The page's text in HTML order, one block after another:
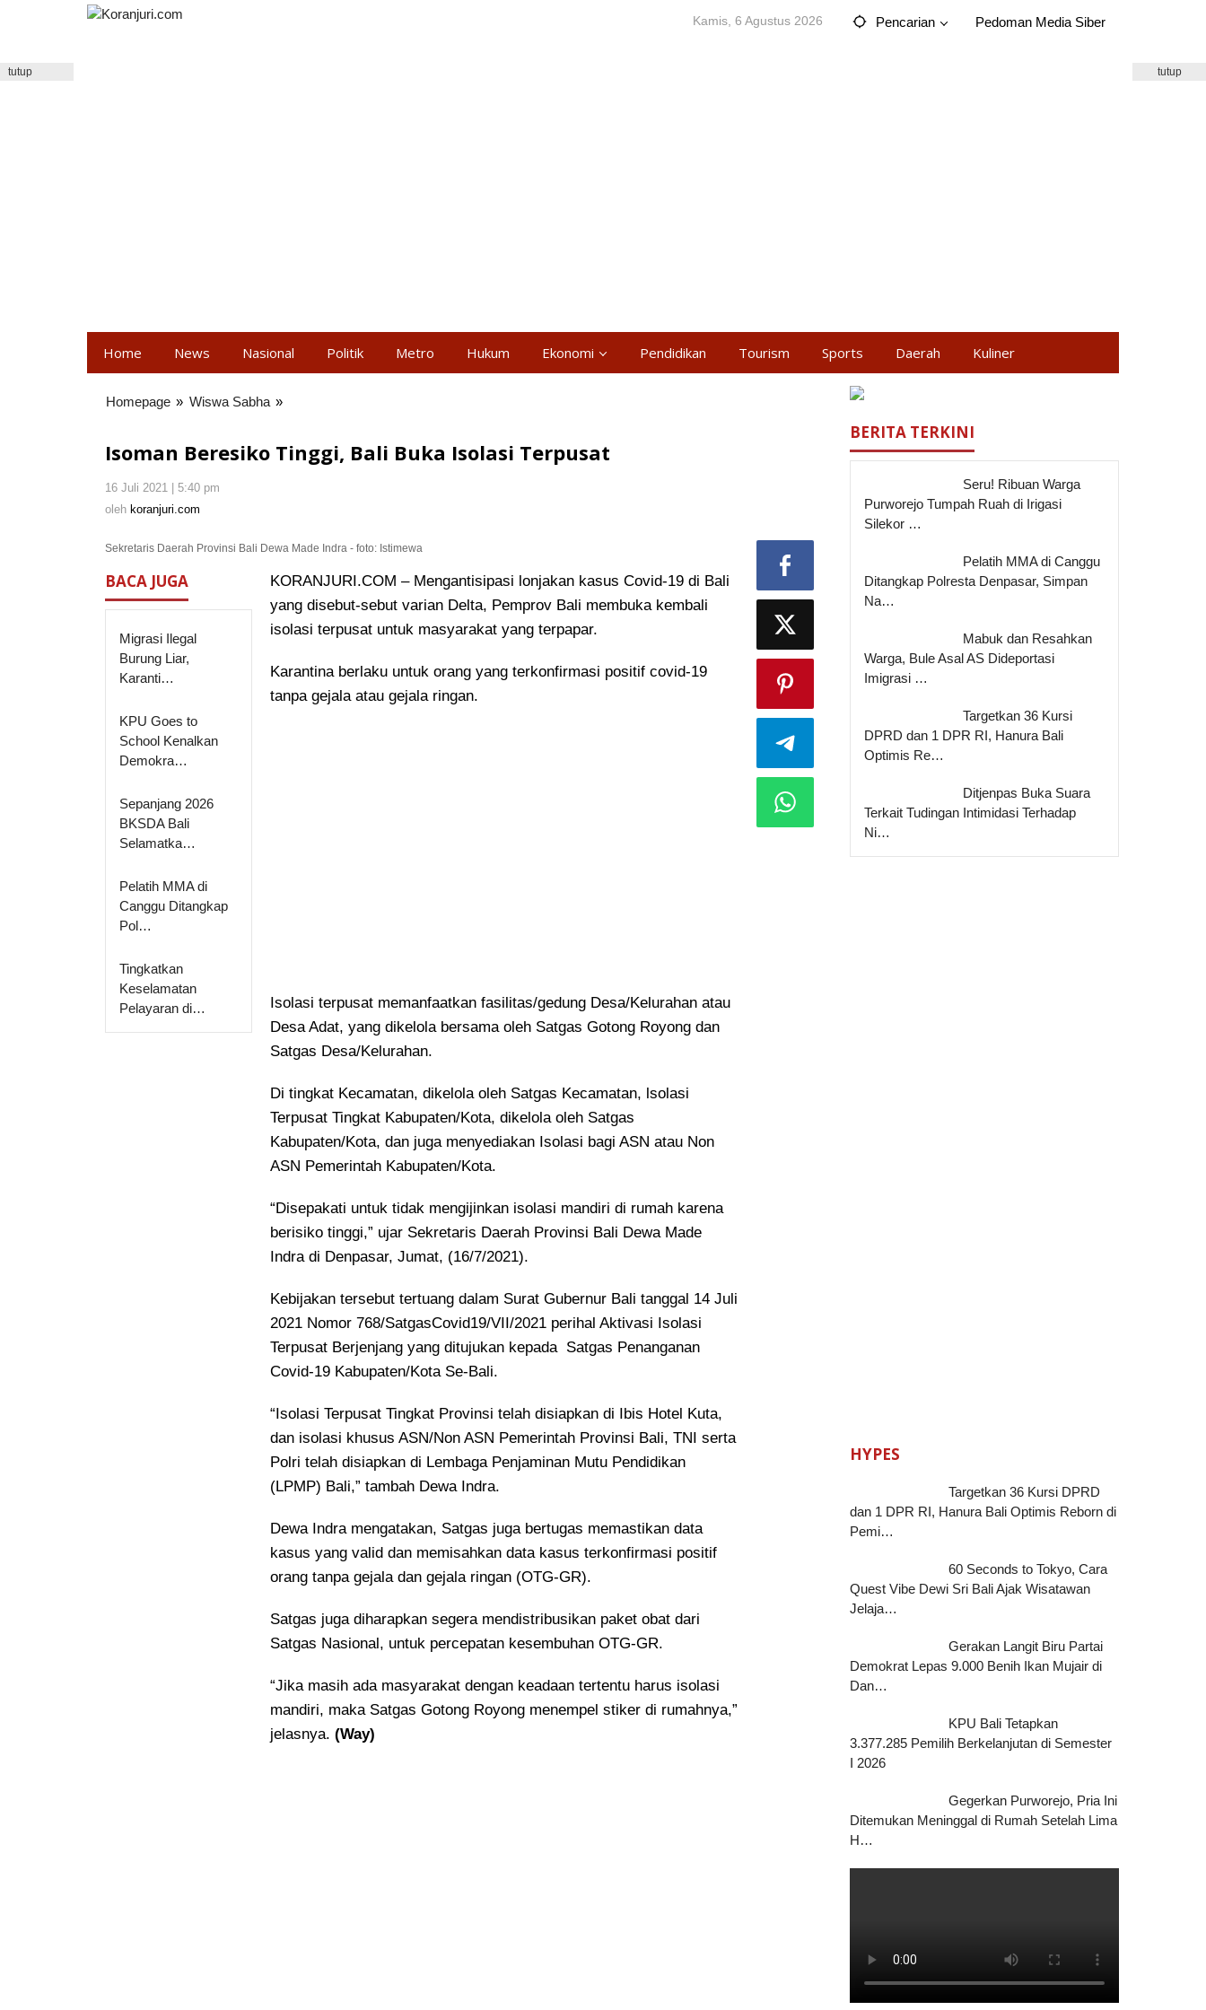
Kamis, 6 Agustus 2026 Pencarian Pedoman Media Siber
Home News Nasional Politik Metro Hukum Ekonomi Pendidikan Tourism Sports Daerah Kuliner
tutup tutup
Homepage » Wiswa Sabha »
Bali
Isoman Beresiko Tinggi, Bali Buka Isolasi Terpusat
16 Juli 2021 | 5:40 pm
oleh koranjuri.com
Sekretaris Daerah Provinsi Bali Dewa Made Indra - foto: Istimewa
BACA JUGA
Migrasi Ilegal
Burung Liar,
Karanti…
KPU Goes to
School Kenalkan
Demokra…
Sepanjang 2026
BKSDA Bali
Selamatka…
Pelatih MMA di
Canggu Ditangkap
Pol…
Tingkatkan
Keselamatan
Pelayaran di…
KORANJURI.COM – Mengantisipasi lonjakan kasus Covid-19 di Bali
yang disebut-sebut varian Delta, Pemprov Bali membuka kembali
isolasi terpusat untuk masyarakat yang terpapar.
Karantina berlaku untuk orang yang terkonfirmasi positif covid-19
tanpa gejala atau gejala ringan.
Isolasi terpusat memanfaatkan fasilitas/gedung Desa/Kelurahan atau
Desa Adat, yang dikelola bersama oleh Satgas Gotong Royong dan
Satgas Desa/Kelurahan.
Di tingkat Kecamatan, dikelola oleh Satgas Kecamatan, lsolasi
Terpusat Tingkat Kabupaten/Kota, dikelola oleh Satgas
Kabupaten/Kota, dan juga menyediakan Isolasi bagi ASN atau Non
ASN Pemerintah Kabupaten/Kota.
“Disepakati untuk tidak mengijinkan isolasi mandiri di rumah karena
berisiko tinggi,” ujar Sekretaris Daerah Provinsi Bali Dewa Made
Indra di Denpasar, Jumat, (16/7/2021).
Kebijakan tersebut tertuang dalam Surat Gubernur Bali tanggal 14 Juli
2021 Nomor 768/SatgasCovid19/VII/2021 perihal Aktivasi Isolasi
Terpusat Berjenjang yang ditujukan kepada Satgas Penanganan
Covid-19 Kabupaten/Kota Se-Bali.
“Isolasi Terpusat Tingkat Provinsi telah disiapkan di Ibis Hotel Kuta,
dan isolasi khusus ASN/Non ASN Pemerintah Provinsi Bali, TNI serta
Polri telah disiapkan di Lembaga Penjaminan Mutu Pendidikan
(LPMP) Bali,” tambah Dewa Indra.
Dewa Indra mengatakan, Satgas juga bertugas memastikan data
kasus yang valid dan memisahkan data kasus terkonfirmasi positif
orang tanpa gejala dan gejala ringan (OTG-GR).
Satgas juga diharapkan segera mendistribusikan paket obat dari
Satgas Nasional, untuk percepatan kesembuhan OTG-GR.
“Jika masih ada masyarakat dengan keadaan tertentu harus isolasi
mandiri, maka Satgas Gotong Royong menempel stiker di rumahnya,”
jelasnya.(Way)
BERITA TERKINI
Seru! Ribuan Warga
Purworejo Tumpah Ruah di Irigasi
Silekor …
Pelatih MMA di Canggu
Ditangkap Polresta Denpasar, Simpan
Na…
Mabuk dan Resahkan
Warga, Bule Asal AS Dideportasi
Imigrasi …
Targetkan 36 Kursi
DPRD dan 1 DPR RI, Hanura Bali
Optimis Re…
Ditjenpas Buka Suara
Terkait Tudingan Intimidasi Terhadap
Ni…
HYPES
Targetkan 36 Kursi DPRD
dan 1 DPR RI, Hanura Bali Optimis Reborn di
Pemi…
60 Seconds to Tokyo, Cara
Quest Vibe Dewi Sri Bali Ajak Wisatawan
Jelaja…
Gerakan Langit Biru Partai
Demokrat Lepas 9.000 Benih Ikan Mujair di
Dan…
KPU Bali Tetapkan
3.377.285 Pemilih Berkelanjutan di Semester
I 2026
Gegerkan Purworejo, Pria Ini
Ditemukan Meninggal di Rumah Setelah Lima
H…